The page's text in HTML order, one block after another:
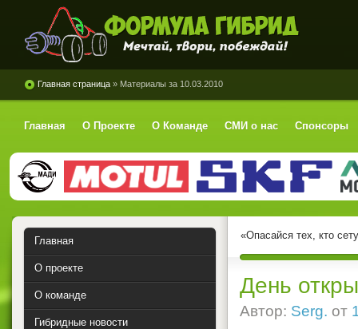
Формула Гибрид
Главная страница » Материалы за 10.03.2010
Главная О Проекте О Команде СМИ о нас Спонсоры
«Опасайся тех, кто
День
Автор: Serg. от
Главная
О проекте
О команде
Гибридные новости